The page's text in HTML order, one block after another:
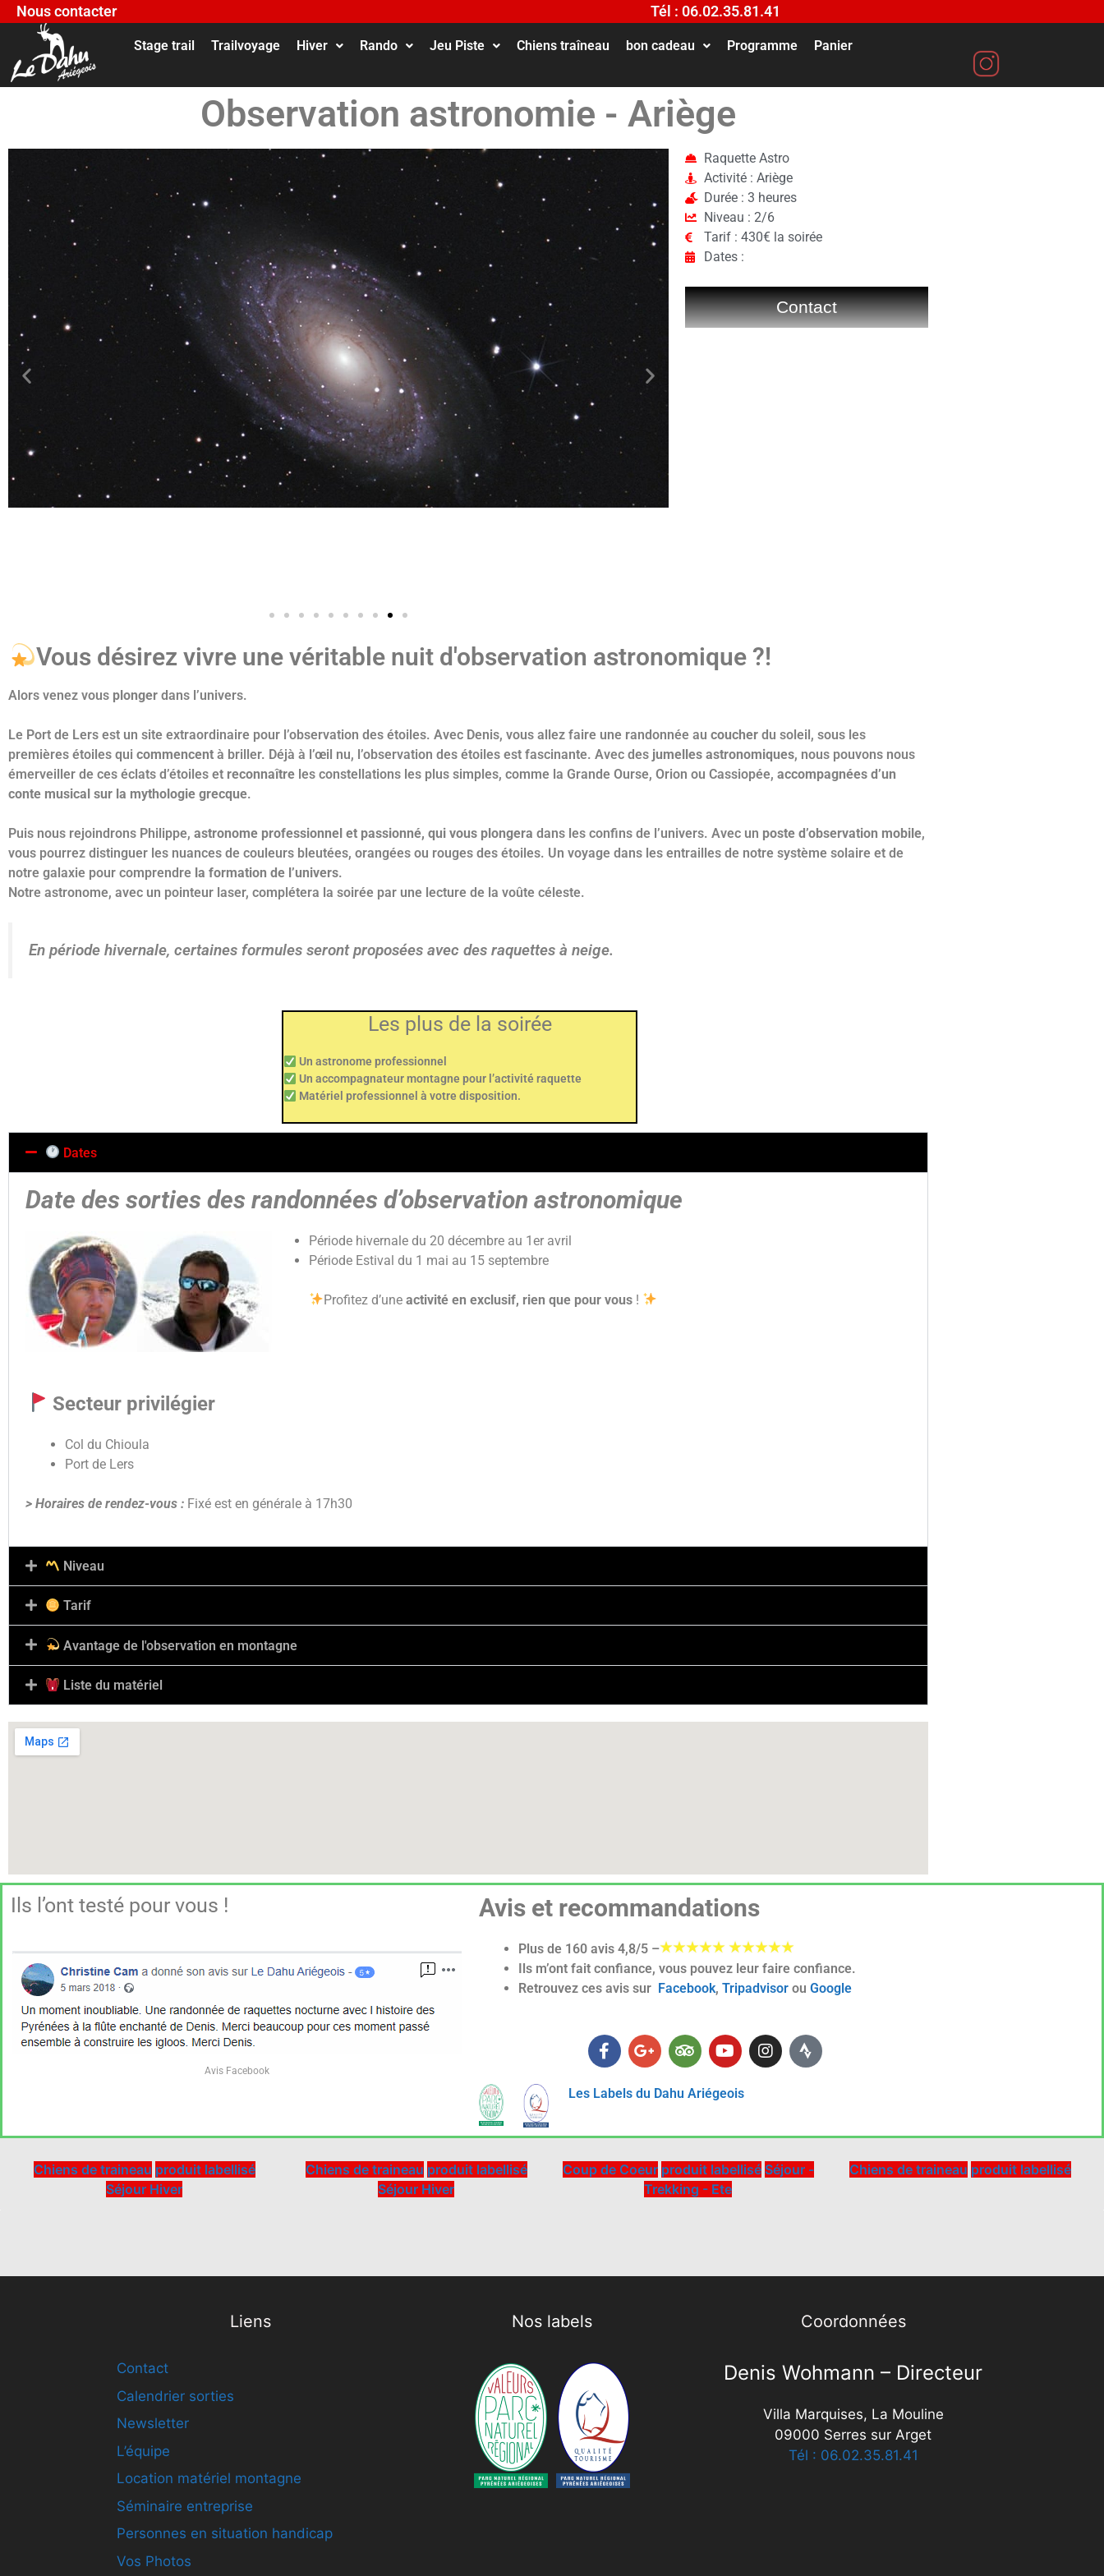
Nous contacter Tél : 06.02.35.81.41
Stage trail Trailvoyage Hiver Rando Jeu Piste Chiens traîneau bon cadeau Programme Panier
Observation astronomie - Ariège
Raquette Astro
Activité : Ariège
Durée : 3 heures
Niveau : 2/6
Tarif : 430€ la soirée
Dates :
Contact
Vous désirez vivre une véritable nuit d'observation astronomique ?!
Alors venez vous plonger dans l’univers.
Le Port de Lers est un site extraordinaire pour l’observation des étoiles. Avec Denis, vous allez faire une randonnée au coucher du soleil, sous les
premières étoiles qui commencent à briller. Déjà à l’œil nu, l’observation des étoiles est fascinante. Avec des jumelles astronomiques, nous pouvons nous
émerveiller de ces éclats d’étoiles et reconnaître les constellations les plus simples, comme la Grande Ourse, Orion ou Cassiopée, accompagnées d’un
conte musical sur la mythologie grecque.
Puis nous rejoindrons Philippe, astronome professionnel et passionné, qui vous plongera dans les confins de l’univers. Avec un poste d’observation mobile,
vous pourrez distinguer les nuances de couleurs bleutées, orangées ou rouges des étoiles. Un voyage dans les entrailles de notre système solaire et de
notre galaxie pour comprendre la formation de l’univers.
Notre astronome, avec un pointeur laser, complétera la soirée par une lecture de la voûte céleste.
En période hivernale, certaines formules seront proposées avec des raquettes à neige.
Les plus de la soirée
Un astronome professionnel
Un accompagnateur montagne pour l’activité raquette
Matériel professionnel à votre disposition.
Dates
Date des sorties des randonnées d’observation astronomique
Période hivernale du 20 décembre au 1er avril
Période Estival du 1 mai au 15 septembre
Profitez d’uneactivité en exclusif, rien que pour vous !
Secteur privilégier
Col du Chioula
Port de Lers
> Horaires de rendez-vous : Fixé est en générale à 17h30
Niveau
Tarif
Avantage de l'observation en montagne
Liste du matériel
Ils l’ont testé pour vous !
Avis Facebook
Avis et recommandations
Plus de 160 avis 4,8/5 –
Ils m’ont fait confiance, vous pouvez leur faire confiance.
Retrouvez ces avis sur Facebook, Tripadvisor ou Google
Les Labels du Dahu Ariégeois
Chiens de traineau produit labellisé
Séjour Hiver
Chiens de traineau produit labellisé
Séjour Hiver
Coup de Coeur produit labellisé Séjour -
Trekking - Ete
TREKKING BARDENAS
Chiens de traineau produit labellisé
Liens
Contact
Calendrier sorties
Newsletter
L’équipe
Location matériel montagne
Séminaire entreprise
Personnes en situation handicap
Vos Photos
Nos labels Coordonnées
Denis Wohmann – Directeur
Villa Marquises, La Mouline
09000 Serres sur Arget
Tél : 06.02.35.81.41